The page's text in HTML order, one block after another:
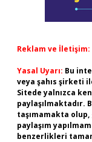
Reklam ve İletişim:
Yasal Uyarı: Bu
veya şahıs şirketi
Sitede yalnızca
paylaşılmaktadır.
taşımamakta
paylaşım
benzerlikleri